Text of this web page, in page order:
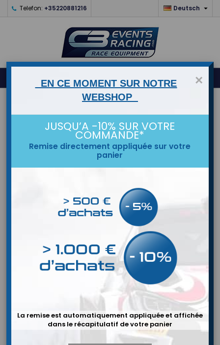
Telefon: +35220881216 Deutsch 
  ×
EN CE MOMENT SUR NOTRE
WEBSHOP
JUSQU’A -10% SUR VOTRE
COMMANDE*
Remise directement appliquée sur votre
panier
La remise est automatiquement appliquée et affichée
dans le récapitulatif de votre panier